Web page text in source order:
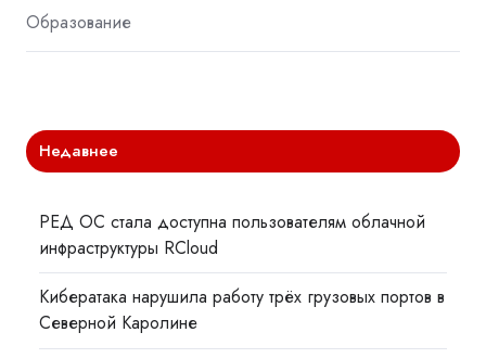
Образование
Недавнее
РЕД ОС стала доступна пользователям облачной
инфраструктуры RCloud
Кибератака нарушила работу трёх грузовых портов в
Северной Каролине